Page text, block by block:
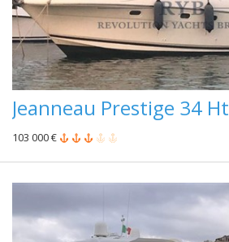
Jeanneau Prestige 34 Ht
103 000 €